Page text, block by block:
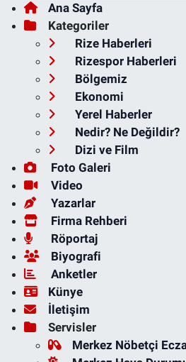
Ana Sayfa
Kategoriler
Rize Haberleri
Rizespor Haberleri
Bölgemiz
Ekonomi
Yerel Haberler
Nedir? Ne Değildir?
Dizi ve Film
Foto Galeri
Video
Yazarlar
Firma Rehberi
Röportaj
Biyografi
Anketler
Künye
İletişim
Servisler
Merkez Nöbetçi